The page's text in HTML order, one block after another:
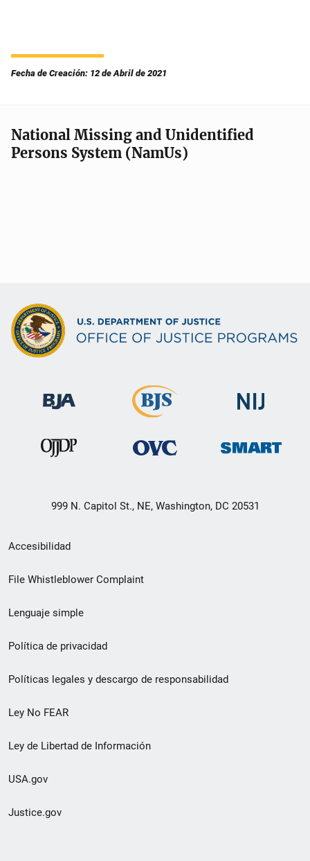
Fecha de Creación: 12 de Abril de 2021
National Missing and Unidentified
Persons System (NamUs)
999 N. Capitol St., NE, Washington, DC 20531
Menú
de
de
pie
de
página
Accesibilidad
File Whistleblower Complaint
Lenguaje simple
Política de privacidad
Políticas legales y descargo de responsabilidad
Ley No FEAR
Ley de Libertad de Información
USA.gov
Justice.gov